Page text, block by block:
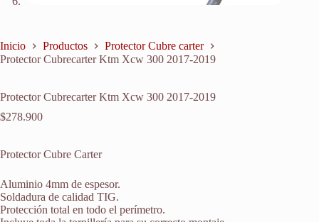
Inicio Productos
Protector Cubre carter
Protector Cubrecarter Ktm Xcw 300 2017-2019
Protector Cubrecarter Ktm Xcw 300 2017-2019
$278.900
Protector Cubre Carter
Aluminio 4mm de espesor.
Soldadura de calidad TIG.
Protección total en todo el perímetro.